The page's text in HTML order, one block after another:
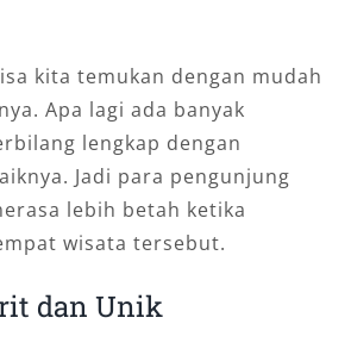
kita temukan dengan mudah
Apa lagi ada banyak
lengkap dengan
Jadi para pengunjung
lebih betah ketika
wisata tersebut.
dan Unik